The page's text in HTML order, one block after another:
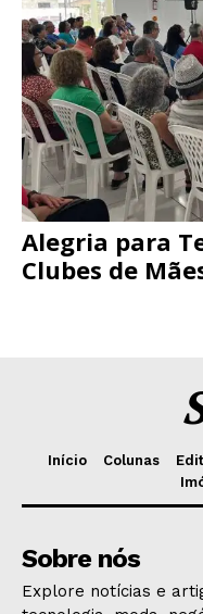
Alegria para
Clubes de
Início Colunas
Sobre nós
Explore notícias e